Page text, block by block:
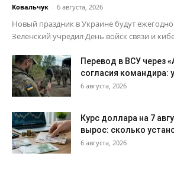
Ковальчук - 6 августа, 2026
Новый праздник в Украине будут ежегодно
Зеленский учредил День войск связи и
Перевод в ВСУ через
согласия командира:
6 августа, 2026
Курс доллара на 7
вырос: сколько
6 августа, 2026